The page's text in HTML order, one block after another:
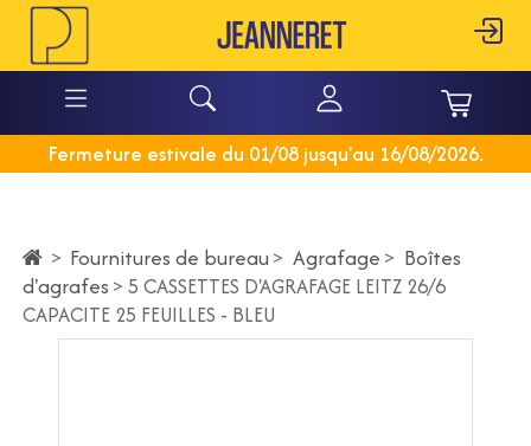
Fermeture estivale du 01/08 jusqu'au 16/08/2026.
> Fournitures de bureau > Agrafage > Boîtes
d'agrafes >5 CASSETTES D'AGRAFAGE LEITZ 26/6
CAPACITE 25 FEUILLES - BLEU